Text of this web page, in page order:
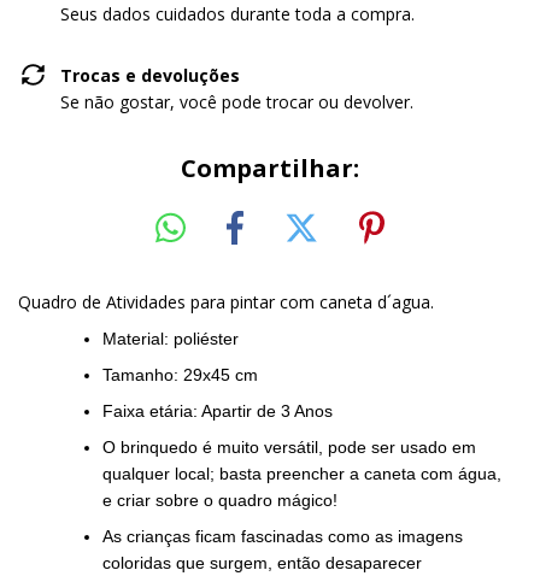
Seus dados cuidados durante toda a compra.
Trocas e devoluções
Se não gostar, você pode trocar ou devolver.
Compartilhar:
Quadro de Atividades para pintar com caneta d´agua.
Material: poliéster
Tamanho: 29x45 cm
Faixa etária: Apartir de 3 Anos
O brinquedo é muito versátil, pode ser usado em
qualquer local; basta preencher a caneta com água,
e criar sobre o quadro mágico!
As crianças ficam fascinadas como as imagens
coloridas que surgem, então desaparecer